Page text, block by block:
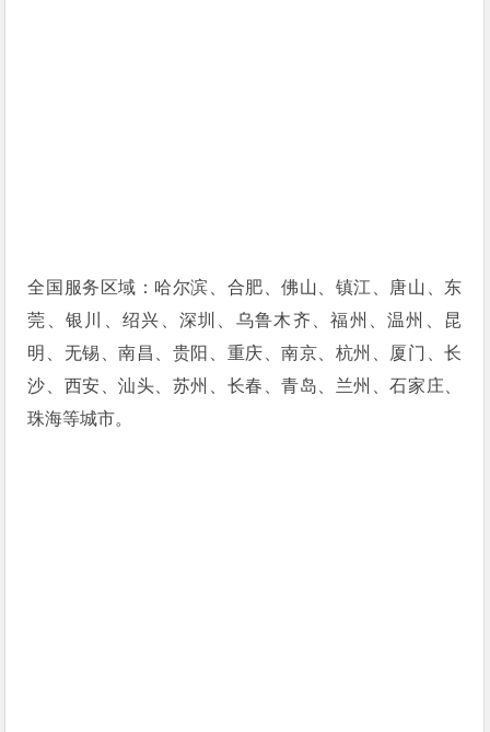
全国服务区域：哈尔滨、合肥、佛山、镇江、唐山、东
莞、银川、绍兴、深圳、乌鲁木齐、福州、温州、昆
明、无锡、南昌、贵阳、重庆、南京、杭州、厦门、长
沙、西安、汕头、苏州、长春、青岛、兰州、石家庄、
珠海等城市。